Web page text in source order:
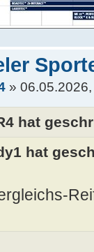
»
hat
hat